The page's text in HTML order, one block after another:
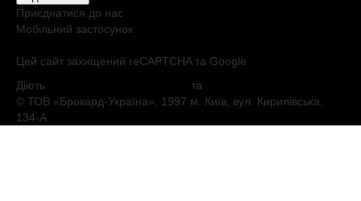
Приєднатися до нас
Мобільний застосунок
Цей сайт захищений reCAPTCHA та Google
Діють
та
© ТОВ «Брокард-Україна», 1997 м. Київ, вул. Кирилівська,
134-А